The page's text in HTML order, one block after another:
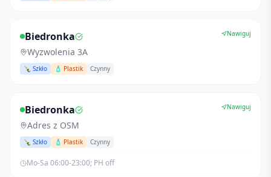
Biedronka
Wyzwolenia 3A
🍾 Szkło 🧴 Plastik Czynny
Nawiguj
Biedronka
Adres z OSM
🍾 Szkło 🧴 Plastik Czynny
Nawiguj
Mo-Sa 06:00-23:00; PH off